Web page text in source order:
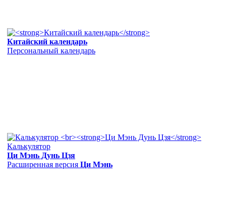
Китайский календарь
Персональный календарь
Калькулятор
Ци Мэнь Дунь Цзя
Расширенная версия Ци Мэнь